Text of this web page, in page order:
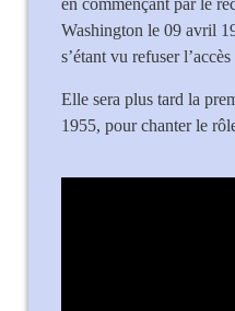
en commençant par le
Washington le 09 avril
s’étant vu refuser
Elle sera plus tard la
1955, pour chanter le